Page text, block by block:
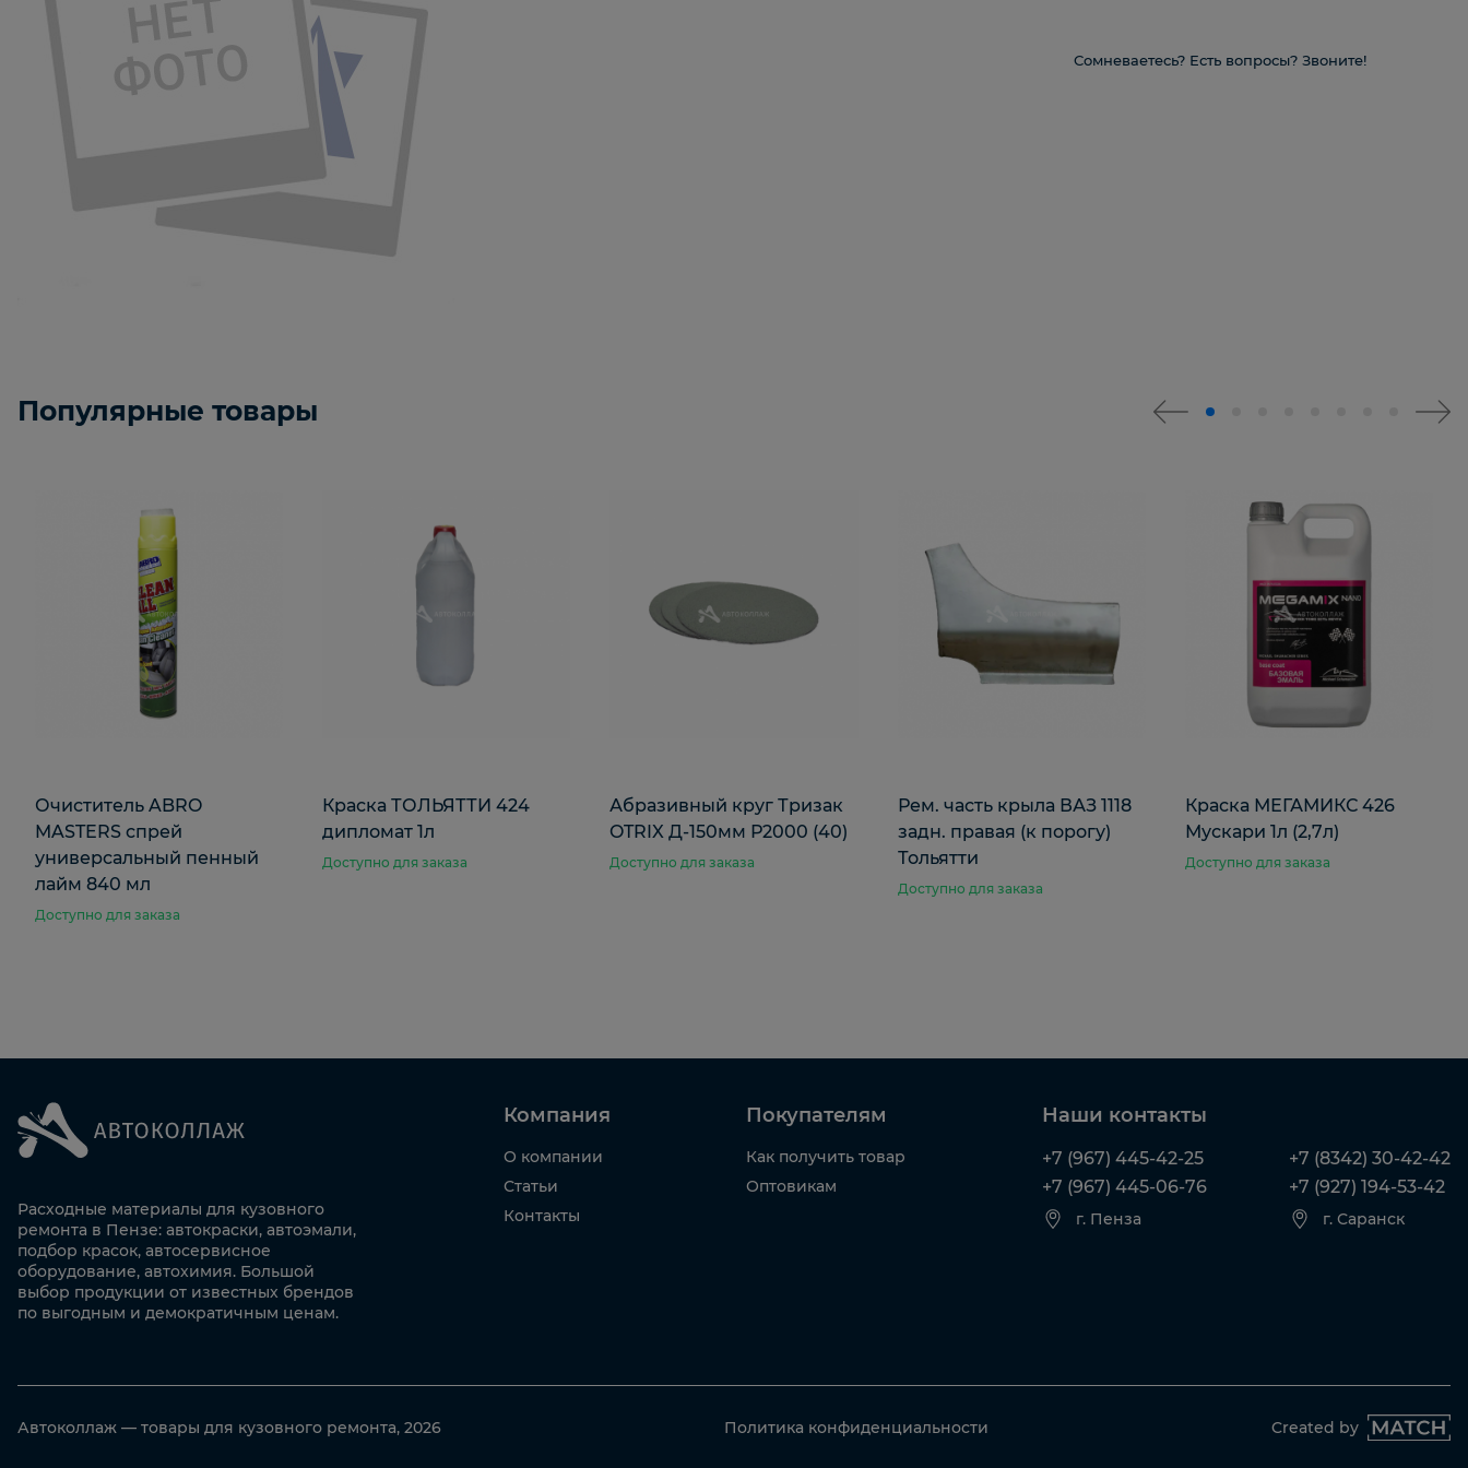
Сомневаетесь? Есть вопросы? Звоните!
Популярные товары
Очиститель ABRO
MASTERS спрей
универсальный пенный
лайм 840 мл
Доступно для заказа
Краска ТОЛЬЯТТИ 424
дипломат 1л
Доступно для заказа
Абразивный круг Тризак
OTRIX Д-150мм Р2000 (40)
Доступно для заказа
Рем. часть крыла ВАЗ 1118
задн. правая (к порогу)
Тольятти
Доступно для заказа
Краска МЕГАМИКС 426
Мускари 1л (2,7л)
Доступно для заказа
Расходные материалы для кузовного
ремонта в Пензе: автокраски, автоэмали,
подбор красок, автосервисное
оборудование, автохимия. Большой
выбор продукции от известных брендов
по выгодным и демократичным ценам.
Компания
О компании
Статьи
Контакты
Покупателям
Как получить товар
Оптовикам
Наши контакты
+7 (967) 445-42-25
+7 (967) 445-06-76
г. Пенза
+7 (8342) 30-42-42
+7 (927) 194-53-42
г. Саранск
Автоколлаж — товары для кузовного ремонта, 2026 Политика конфиденциальности Created by